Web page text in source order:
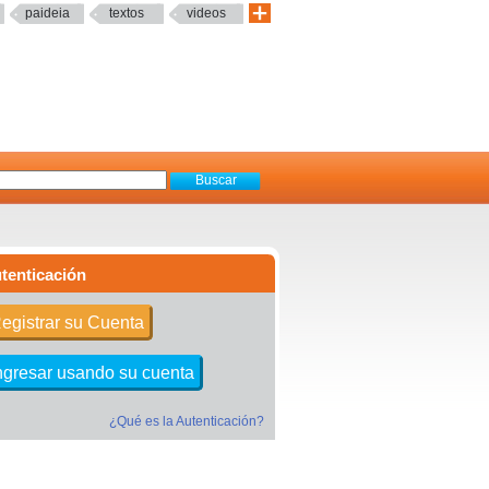
paideia textos videos
su Cuenta
usando su cuenta
¿Qué es la Autenticación?